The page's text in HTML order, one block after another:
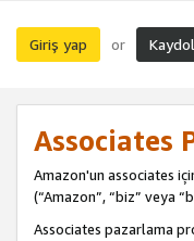
Giriş yap or Kaydol
Associates
Amazon'un associates
(“Amazon”, “biz” veya
Associates pazarlama